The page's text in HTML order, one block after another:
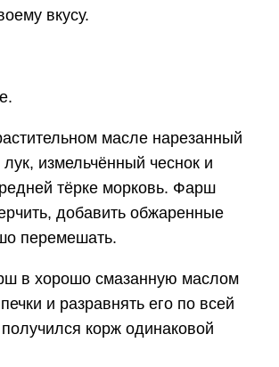
вкусу.
масле нарезанный
измельчённый чеснок и
тёрке морковь. Фарш
добавить обжаренные
перемешать.
в хорошо смазанную маслом
и разравнять его по всей
корж одинаковой